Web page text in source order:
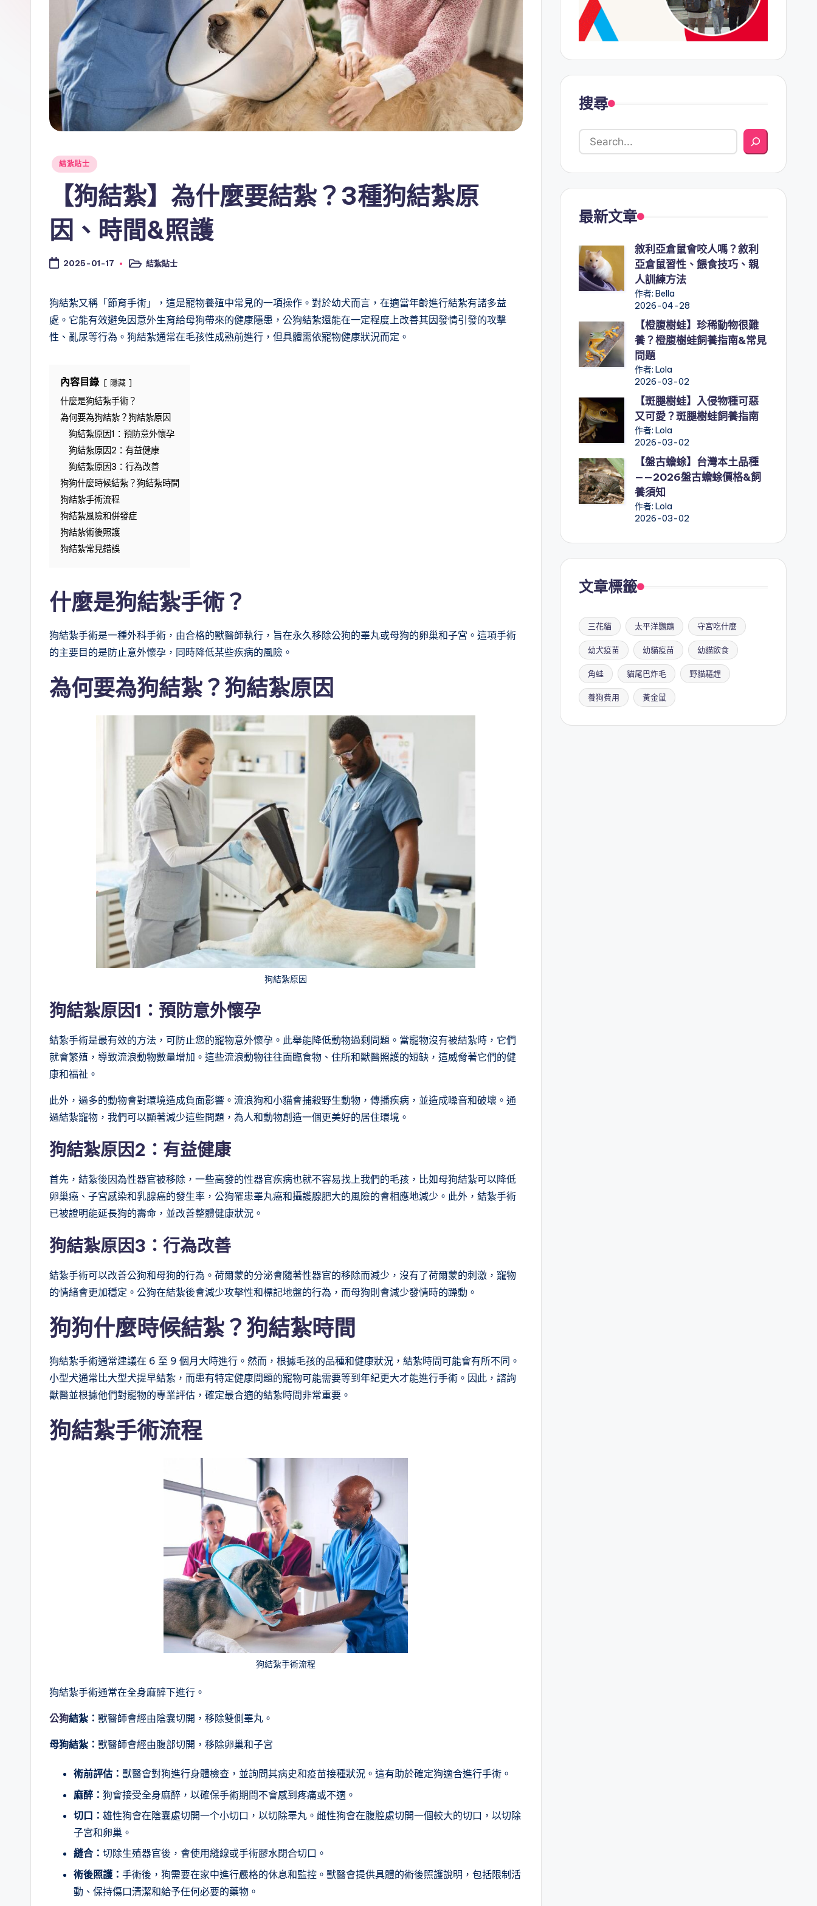
Posted
結紮貼士
【狗結紮】為什麼要結紮？3種狗結紮原
因、時間&照護
2025-01-17
Posted結紮貼士
狗結紮又稱「節育手術」，這是寵物養殖中常見的一項操作。對於幼犬而言，在適當年齡進行結紮有諸多益
處。它能有效避免因意外生育給母狗帶來的健康隱患，公狗結紮還能在一定程度上改善其因發情引發的攻擊
性、亂尿等行為。狗結紮通常在毛孩性成熟前進行，但具體需依寵物健康狀況而定。
內容目錄 隱藏
什麼是狗結紮手術？
為何要為狗結紮？狗結紮原因
狗結紮原因1：預防意外懷孕
狗結紮原因2：有益健康
狗結紮原因3：行為改善
狗狗什麼時候結紮？狗結紮時間
狗結紮手術流程
狗結紮風險和併發症
狗結紮術後照護
狗結紮常見錯誤
什麼是狗結紮手術？
狗結紮手術是一種外科手術，由合格的獸醫師執行，旨在永久移除公狗的睪丸或母狗的卵巢和子宮。這項手術
的主要目的是防止意外懷孕，同時降低某些疾病的風險。
為何要為狗結紮？狗結紮原因
狗結紮原因
狗結紮原因1： 預防意外懷孕
結紮手術是最有效的方法，可防止您的寵物意外懷孕。此舉能降低動物過剩問題。當寵物沒有被結紮時，它們
就會繁殖，導致流浪動物數量增加。這些流浪動物往往面臨食物、住所和獸醫照護的短缺，這威脅著它們的健
康和福祉。
此外，過多的動物會對環境造成負面影響。流浪狗和小貓會捕殺野生動物，傳播疾病，並造成噪音和破壞。通
過結紮寵物，我們可以顯著減少這些問題，為人和動物創造一個更美好的居住環境。
狗結紮原因2：有益健康
首先，結紮後因為性器官被移除，一些高發的性器官疾病也就不容易找上我們的毛孩，比如母狗結紮可以降低
卵巢癌、子宮感染和乳腺癌的發生率，公狗罹患睪丸癌和攝護腺肥大的風險的會相應地減少。此外，結紮手術
已被證明能延長狗的壽命，並改善整體健康狀況。
狗結紮原因3： 行為改善
結紮手術可以改善公狗和母狗的行為。荷爾蒙的分泌會隨著性器官的移除而減少，沒有了荷爾蒙的刺激，寵物
的情緒會更加穩定。公狗在結紮後會減少攻擊性和標記地盤的行為，而母狗則會減少發情時的躁動。
狗狗什麼時候結紮？狗結紮時間
狗結紮手術通常建議在 6 至 9 個月大時進行。然而，根據毛孩的品種和健康狀況，結紮時間可能會有所不同。
小型犬通常比大型犬提早結紮，而患有特定健康問題的寵物可能需要等到年紀更大才能進行手術。因此，諮詢
獸醫並根據他們對寵物的專業評估，確定最合適的結紮時間非常重要。
狗結紮手術流程
狗結紮手術流程
狗結紮手術通常在全身麻醉下進行。
公狗結紮： 獸醫師會經由陰囊切開，移除雙側睪丸。
母狗結紮： 獸醫師會經由腹部切開，移除卵巢和子宮
術前評估： 獸醫會對狗進行身體檢查，並詢問其病史和疫苗接種狀況。這有助於確定狗適合進行手術。
麻醉： 狗會接受全身麻醉，以確保手術期間不會感到疼痛或不適。
切口： 雄性狗會在陰囊處切開一个小切口，以切除睪丸。雌性狗會在腹腔處切開一個較大的切口，以切除
子宮和卵巢。
縫合： 切除生殖器官後，會使用縫線或手術膠水閉合切口。
術後照護： 手術後，狗需要在家中進行嚴格的休息和監控。獸醫會提供具體的術後照護說明，包括限制活
動、保持傷口清潔和給予任何必要的藥物。
搜尋
最新文章
敘利亞倉鼠會咬人嗎？敘利
亞倉鼠習性、餵食技巧、親
人訓練方法
作者: Bella
2026-04-28
【橙腹樹蛙】珍稀動物很難
養？橙腹樹蛙飼養指南&常見
問題
作者: Lola
2026-03-02
【斑腿樹蛙】入侵物種可惡
又可愛？斑腿樹蛙飼養指南
作者: Lola
2026-03-02
【盤古蟾蜍】台灣本土品種
——2026盤古蟾蜍價格&飼
養須知
作者: Lola
2026-03-02
文章標籤
三花貓 太平洋鸚鵡 守宮吃什麼
幼犬疫苗 幼貓疫苗 幼貓飲食
角蛙 貓尾巴炸毛 野貓驅趕
養狗費用 黃金鼠